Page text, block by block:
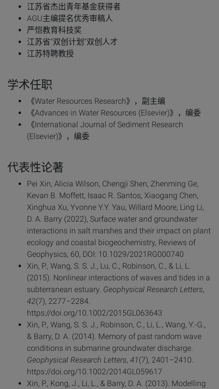
江苏省杰出青年基金获得者
AGU主编提名优秀审稿人
严恺教育科技奖
江苏省“双创计划”双创人才
江苏特聘教授
学术任职
《Water Resources Research》，副主编
《Advances in Water Resources (Elsevier)》，编委
《International Journal of Sediment Research
(Elsevier)》，编委
代表性论著
Pei Xin, Alicia Wilson, Chengji Shen, Zhenming Ge,
Kevan B. Moffett, Isaac R. Santos, Xiaogang Chen,
Xinghua Xu, Yvonne Y.Y. Yau, Willard Moore, Ling Li,
D. A. Barry (2022), Surface water and groundwater
interactions in salt marshes and their impact on plant
ecology and coastal biogeochemistry, Reviews of
Geophysics, 60, DOI: 10.1029/2021RG000740
Xin, P., Wang, S. S. J., Lu, C., Robinson, C., & Li, L.
(2015). Nonlinear interactions of waves and tides in a
subterranean estuary. Geophysical Research Letters,
42(7), 2277–2284.
https://doi.org/10.1002/2015GL063643
Xin, P., Wang, S. S. J., Robinson, C., Li, L., Wang, Y.-G.,
& Barry, D. A. (2014). Memory of past random wave
conditions in submarine groundwater discharge.
Geophysical Research Letters, 41(7), 2401–2410.
https://doi.org/10.1002/2014GL059617
Xin, P., Kong, J., Li, L., & Barry, D. A. (2013). Modelling